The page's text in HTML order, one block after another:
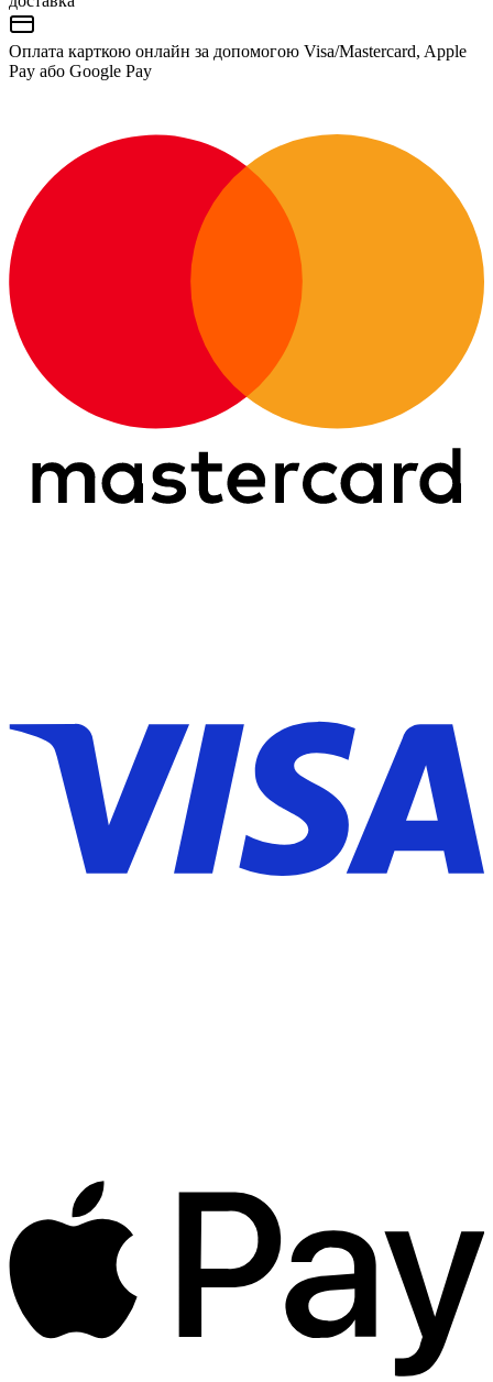
Оплата карткою онлайн за допомогою Visa/Mastercard, Apple
Pay або Google Pay